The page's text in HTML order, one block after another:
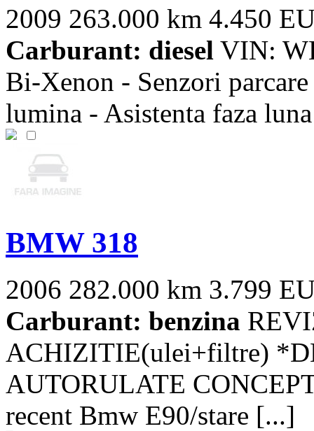
2009 263.000 km 4.450
Carburant: diesel VIN:
Bi-Xenon - Senzori
lumina - Asistenta faza
BMW 318
2006 282.000 km 3.799
Carburant: benzina
ACHIZITIE(ulei+filtre)
AUTORULATE
recent Bmw E90/stare [...]